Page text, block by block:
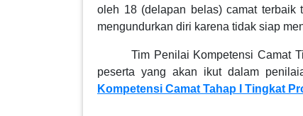
oleh 18 (delapan belas) camat terbaik
mengundurkan diri karena tidak siap
Tim Penilai Kompetensi Camat
peserta yang akan ikut dalam
Kompetensi Camat Tahap I Tingkat